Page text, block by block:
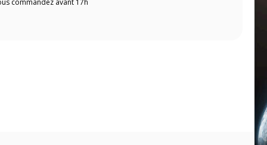
commandez avant 17h